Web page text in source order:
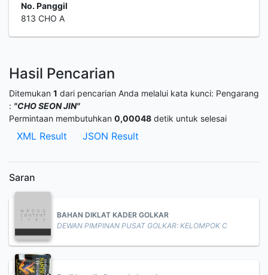
No. Panggil
813 CHO A
Hasil Pencarian
Ditemukan 1 dari pencarian Anda melalui kata kunci: Pengarang
: "CHO SEON JIN"
Permintaan membutuhkan 0,00048 detik untuk selesai
XML Result JSON Result
Saran
BAHAN DIKLAT KADER GOLKAR
DEWAN PIMPINAN PUSAT GOLKAR: KELOMPOK C